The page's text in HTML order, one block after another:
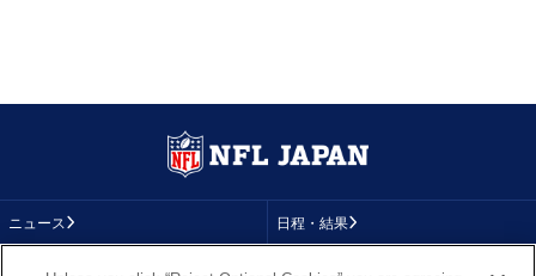
ニュース 日程・結果
コラム テレビ